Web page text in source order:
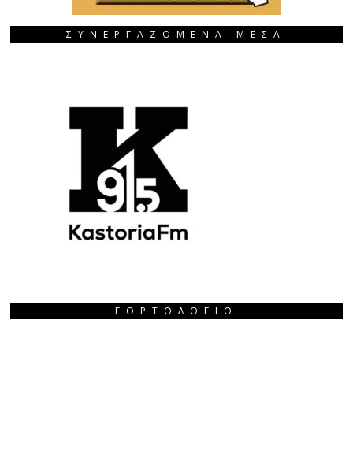
ΣΥΝΕΡΓΑΖΟΜΕΝΑ ΜΕΣΑ
ΕΟΡΤΟΛΌΓΙΟ